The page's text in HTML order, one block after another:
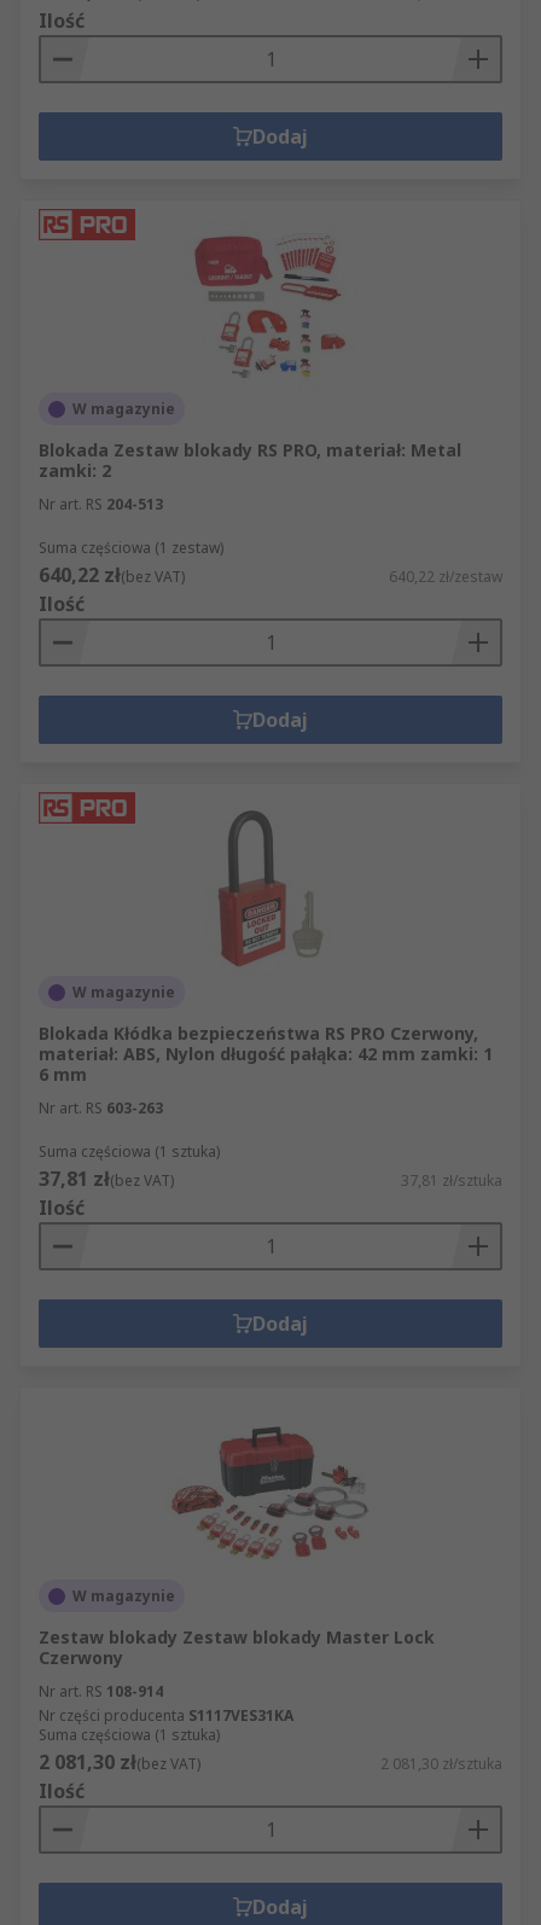
Ilość
Dodaj
W magazynie
Blokada Zestaw blokady RS PRO, materiał: Metal
zamki: 2
Nr art. RS 204-513
Suma częściowa (1 zestaw)
640,22 zł(bez VAT) 640,22 zł/zestaw
Ilość
Dodaj
W magazynie
Blokada Kłódka bezpieczeństwa RS PRO Czerwony,
materiał: ABS, Nylon długość pałąka: 42 mm zamki: 1
6 mm
Nr art. RS 603-263
Suma częściowa (1 sztuka)
37,81 zł(bez VAT) 37,81 zł/sztuka
Ilość
Dodaj
W magazynie
Zestaw blokady Zestaw blokady Master Lock
Czerwony
Nr art. RS 108-914
Nr części producenta S1117VES31KA
Suma częściowa (1 sztuka)
2 081,30 zł(bez VAT) 2 081,30 zł/sztuka
Ilość
Dodaj